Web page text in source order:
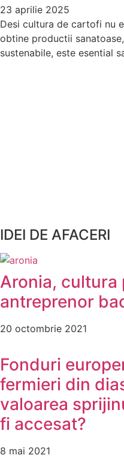
23 aprilie 2025
Desi cultura de cartofi nu
obtine productii
sustenabile, este esential
IDEI DE AFACERI
Aronia, cultura
antreprenor
20 octombrie 2021
Fonduri
fermieri din
valoarea
fi accesat?
8 mai 2021